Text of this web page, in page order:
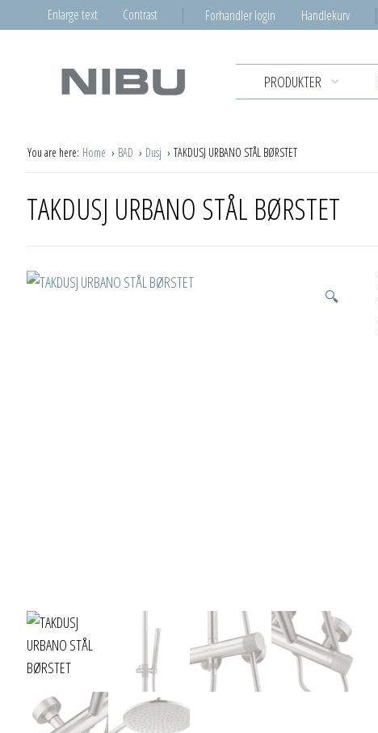
Enlarge text Contrast Forhandler login Handlekurv
PRODUKTER
You are here: Home BAD Dusj TAKDUSJ URBANO STÅL BØRSTET
TAKDUSJ URBANO STÅL BØRSTET
🔍